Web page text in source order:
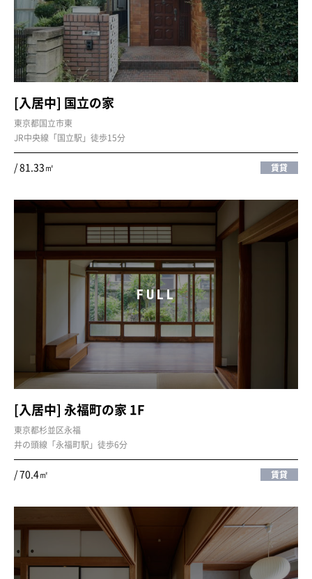
[入居中] 国立の家
東京都国立市東
JR中央線「国立駅」徒歩15分
/ 81.33㎡ 賃貸
FULL
[入居中] 永福町の家 1F
東京都杉並区永福
井の頭線「永福町駅」徒歩6分
/ 70.4㎡ 賃貸